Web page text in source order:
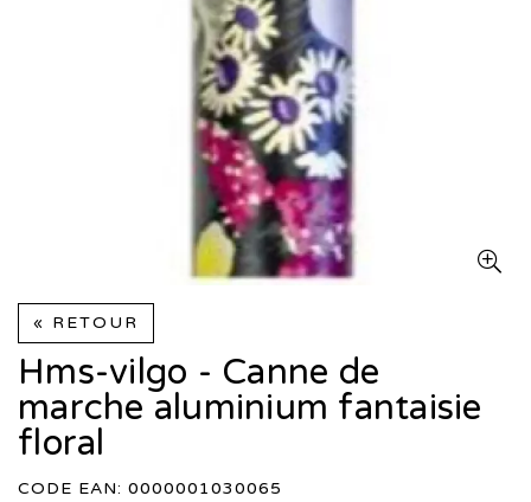
« RETOUR
Hms-vilgo - Canne de
marche aluminium fantaisie
floral
CODE EAN: 0000001030065